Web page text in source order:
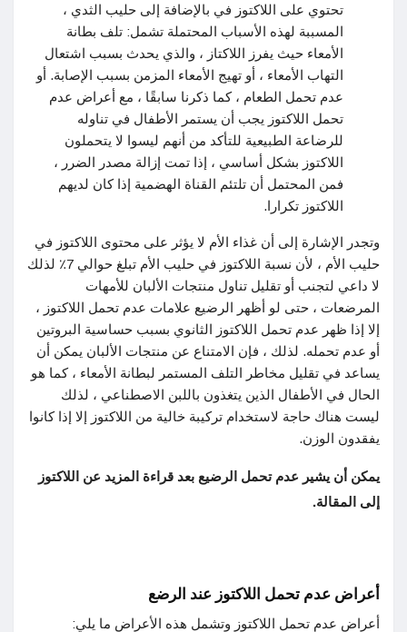
تحتوي على اللاكتوز في بالإضافة إلى حليب الثدي ،
المسببة لهذه الأسباب المحتملة تشمل: تلف بطانة
الأمعاء حيث يفرز اللاكتاز ، والذي يحدث بسبب اشتعال
التهاب الأمعاء ، أو تهيج الأمعاء المزمن بسبب الإصابة. أو
عدم تحمل الطعام ، كما ذكرنا سابقًا ، مع أعراض عدم
تحمل اللاكتوز يجب أن يستمر الأطفال في تناوله
للرضاعة الطبيعية للتأكد من أنهم ليسوا لا يتحملون
اللاكتوز بشكل أساسي ، إذا تمت إزالة مصدر الضرر ،
فمن المحتمل أن تلتئم القناة الهضمية إذا كان لديهم
اللاكتوز تكرارا.
وتجدر الإشارة إلى أن غذاء الأم لا يؤثر على محتوى اللاكتوز في
حليب الأم ، لأن نسبة اللاكتوز في حليب الأم تبلغ حوالي 7٪ لذلك
لا داعي لتجنب أو تقليل تناول منتجات الألبان للأمهات
المرضعات ، حتى لو أظهر الرضيع علامات عدم تحمل اللاكتوز ،
إلا إذا ظهر عدم تحمل اللاكتوز الثانوي بسبب حساسية البروتين
أو عدم تحمله. لذلك ، فإن الامتناع عن منتجات الألبان يمكن أن
يساعد في تقليل مخاطر التلف المستمر لبطانة الأمعاء ، كما هو
الحال في الأطفال الذين يتغذون باللبن الاصطناعي ، لذلك
ليست هناك حاجة لاستخدام تركيبة خالية من اللاكتوز إلا إذا كانوا
يفقدون الوزن.
يمكن أن يشير عدم تحمل الرضيع بعد قراءة المزيد عن اللاكتوز
إلى المقالة.
أعراض عدم تحمل اللاكتوز عند الرضع
أعراض عدم تحمل اللاكتوز وتشمل هذه الأعراض ما يلي: